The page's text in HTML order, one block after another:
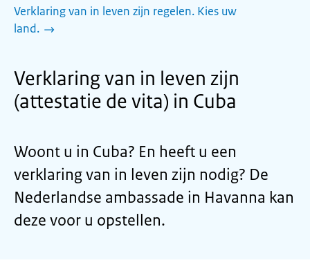
Verklaring van in leven zijn regelen. Kies uw
land.
Verklaring van in leven zijn
(attestatie de vita) in Cuba
Woont u in Cuba? En heeft u een
verklaring van in leven zijn nodig? De
Nederlandse ambassade in Havanna kan
deze voor u opstellen.